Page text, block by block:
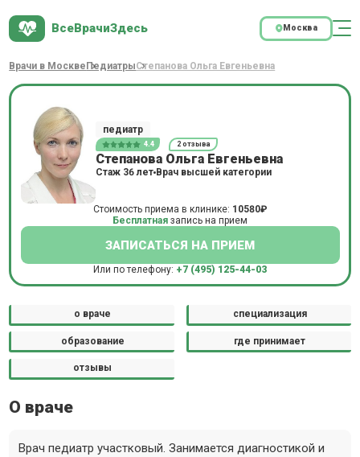
ВсеВрачиЗдесь Москва
Врачи в Москве ПедиатрыСтепанова Ольга Евгеньевна
педиатр
4.4 2 отзыва
Степанова Ольга Евгеньевна
Стаж 36 лет Врач высшей категории
Стоимость приема в клинике: 10580₽
Бесплатная запись на прием
ЗАПИСАТЬСЯ НА ПРИЕМ
Или по телефону: +7 (495) 125-44-03
о враче специализация
образование где принимает
отзывы
О враче
Врач педиатр участковый. Занимается диагностикой и